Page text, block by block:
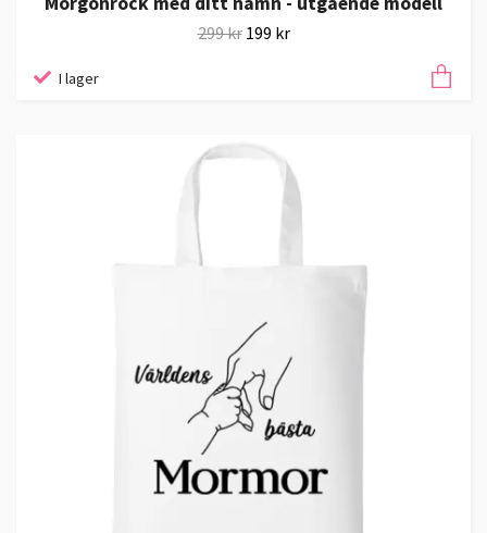
299 kr 199 kr
I lager